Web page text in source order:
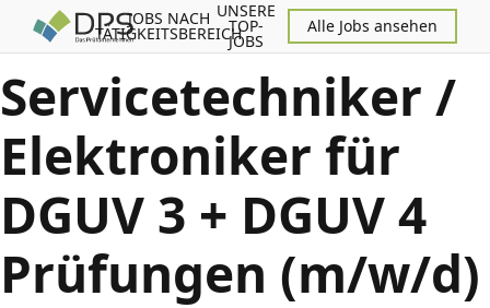
JOBS NACH
TÄTIGKEITSBEREICH
UNSERE
TOP-
JOBS
Alle Jobs ansehen
Servicetechniker /
Elektroniker für
DGUV 3 + DGUV 4
Prüfungen (m/w/d)